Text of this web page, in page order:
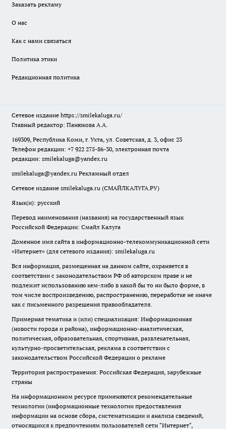
Заказать рекламу
О нас
Как с нами связаться
Политика этики
Редакционная политика
Сетевое издание https://smilekaluga.ru/
Главный редактор: Панюкова А.А.
169309, Республика Коми, г. Ухта, ул. Советская, д. 3, офис 23
Телефон редакции: +7 922 275-86-30, электронная почта
редакции: smilekaluga@yandex.ru
smilekaluga@yandex.ru Рекламный отдел
Сетевое издание smilekaluga.ru (СМАЙЛКАЛУГА.РУ)
Язык(и): русский
Перевод наименования (названия) на государственный язык
Российской Федерации: Смайл Калуга
Доменное имя сайта в информационно-телекоммуникационной сети
«Интернет» (для сетевого издания): smilekaluga.ru
Вся информация, размещенная на данном сайте, охраняется в
соответствии с законодательством РФ об авторском праве и не
подлежит использованию кем-либо в какой бы то ни было форме, в
том числе воспроизведению, распространению, переработке не иначе
как с письменного разрешения правообладателя.
Примерная тематика и (или) специализация: Информационная
(новости города и района), информационно-аналитическая,
политическая, образовательная, спортивная, развлекательная,
культурно-просветительская, реклама в соответствии с
законодательством Российской Федерации о рекламе
Территория распространения: Российская Федерация, зарубежные
страны
На информационном ресурсе применяются рекомендательные
технологии (информационные технологии предоставления
информации на основе сбора, систематизации и анализа сведений,
относящихся к предпочтениям пользователей сети "Интернет",